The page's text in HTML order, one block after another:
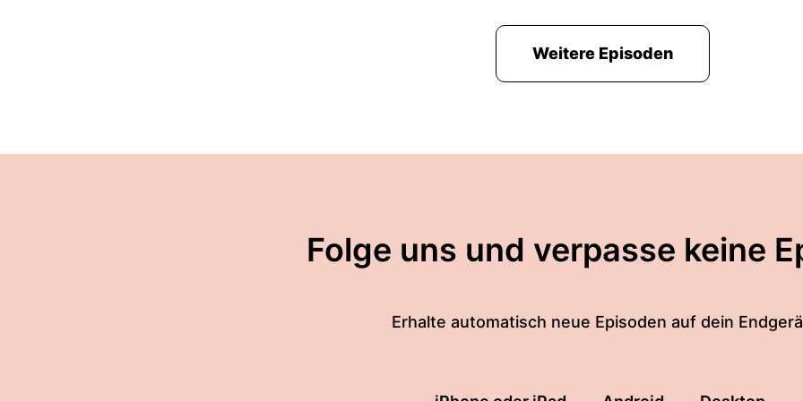
Weitere Episoden
Folge uns und verpasse keine
Erhalte automatisch neue Episoden auf dein